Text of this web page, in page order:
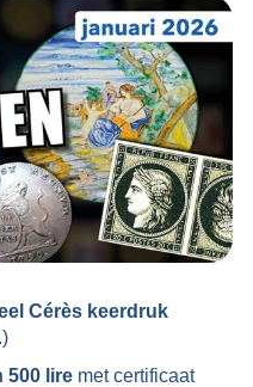
Cérès keerdruk
500 lire met certificaat